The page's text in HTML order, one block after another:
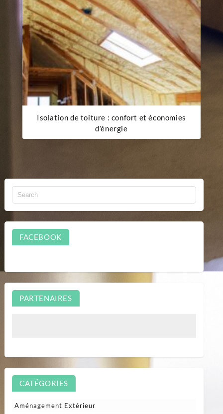
Isolation de toiture : confort et économies
d’énergie
FACEBOOK
PARTENAIRES
CATÉGORIES
Aménagement Extérieur